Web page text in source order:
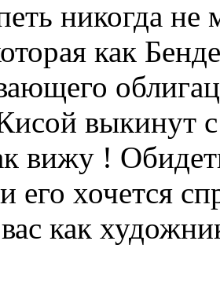
никогда
как
выкинут
вижу !
его хочется
как